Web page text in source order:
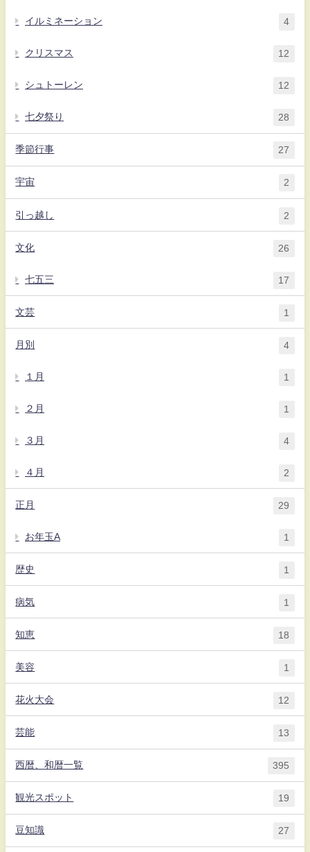
イルミネーション 4
クリスマス 12
シュトーレン 12
七夕祭り 28
季節行事 27
宇宙 2
引っ越し 2
文化 26
七五三 17
文芸 1
月別 4
１月 1
２月 1
３月 4
４月 2
正月 29
お年玉A 1
歴史 1
病気 1
知恵 18
美容 1
花火大会 12
芸能 13
西暦、和暦一覧 395
観光スポット 19
豆知識 27